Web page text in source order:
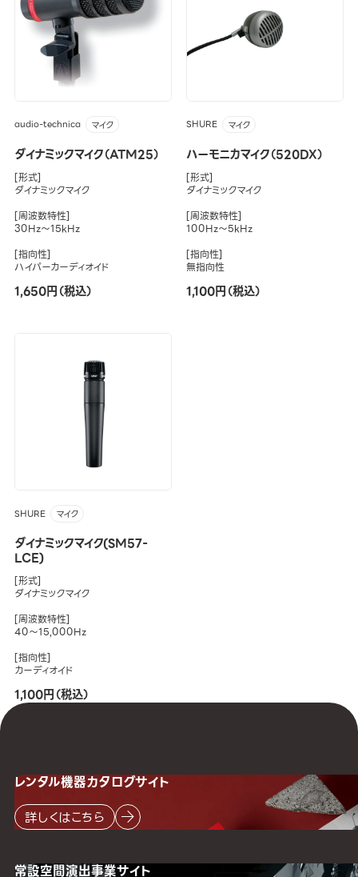
audio-technica マイク
ダイナミックマイク（ATM25）
[形式]
ダイナミックマイク
[周波数特性]
30Hz～15kHz
[指向性]
ハイパーカーディオイド
1,650円（税込）
SHURE マイク
ハーモニカマイク（520DX）
[形式]
ダイナミックマイク
[周波数特性]
100Hz～5kHz
[指向性]
無指向性
1,100円（税込）
SHURE マイク
ダイナミックマイク(SM57-
LCE)
[形式]
ダイナミックマイク
[周波数特性]
40～15,000Hz
[指向性]
カーディオイド
1,100円（税込）
レンタル機器カタログサイト
詳しくはこちら
常設空間演出事業サイト